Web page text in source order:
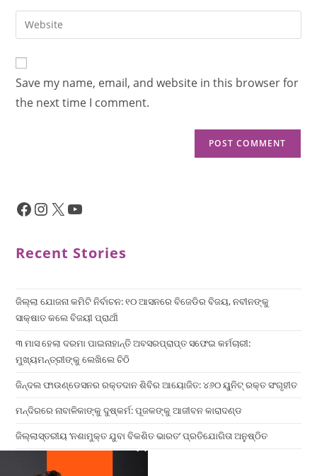
Save my name, email, and website in this browser for
the next time I comment.
Recent Stories
ଜିଲ୍ଲା ଯୋଜନା କମିଟି ନିର୍ବାଚନ: ୧୦ ଆସନରେ ବିଜେଡିର ବିଜୟ, ନବୀନଙ୍କୁ
ସାକ୍ଷାତ କଲେ ବିଜୟୀ ପ୍ରାର୍ଥୀ
୩ ମାସ ହେଲା ଦରମା ପାଇନାହାନ୍ତି ଅବସରପ୍ରାପ୍ତ ସଫେଇ କର୍ମଚାରୀ:
ମୁଖ୍ୟମନ୍ତ୍ରୀଙ୍କୁ ଲେଖିଲେ ଚିଠି
ଜିନ୍ଦଲ ଫାଉଣ୍ଡେସନର ରକ୍ତଦାନ ଶିବିର ଆୟୋଜିତ: ୪୬୦ ୟୁନିଟ୍ ରକ୍ତ ସଂଗୃହୀତ
ମନ୍ଦିରରେ ନାବାଳିକାଙ୍କୁ ଦୁଷ୍କର୍ମ: ପୂଜକଙ୍କୁ ଆଜୀବନ କାରାଦଣ୍ଡ
ଜିଲ୍ଲାସ୍ତରୀୟ ‘ନଶାମୁକ୍ତ ଯୁବା ବିକଶିତ ଭାରତ’ ପ୍ରତିଯୋଗିତା ଅନୁଷ୍ଠିତ
×